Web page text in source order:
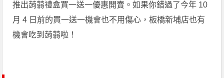
推出蒟蒻禮盒買一送一優惠開賣。如果你錯過了今年 10
月 4 日前的買一送一機會也不用傷心，板橋新埔店也有
機會吃到蒟蒻啦！